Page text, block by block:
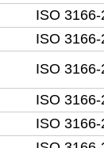
ISO 3166-
ISO 3166-
ISO
ISO
ISO 3166-